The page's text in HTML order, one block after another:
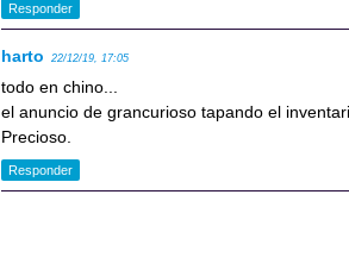
Responder
harto 22/12/19, 17:05
todo en chino...
el anuncio de grancurioso tapando el
Precioso.
Responder